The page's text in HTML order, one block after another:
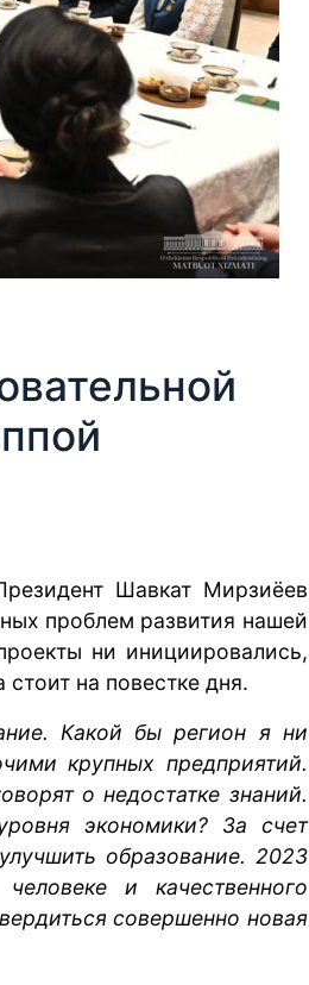
Шавкат Мирзиёев
проблем развития нашей
ни инициировались,
на повестке дня.
Какой бы регион я ни
крупных предприятий.
о недостатке знаний.
экономики? За счет
образование. 2023
и качественного
совершенно новая